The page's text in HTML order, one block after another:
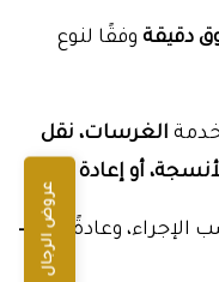
عروض الرجال
دقيقة وفقًا لنوع
الغرسات، نقل
أو إعادة البناء
وعادةً بين
1–